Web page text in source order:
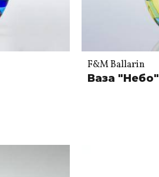
F&M Ballarin
Ваза "Небо"